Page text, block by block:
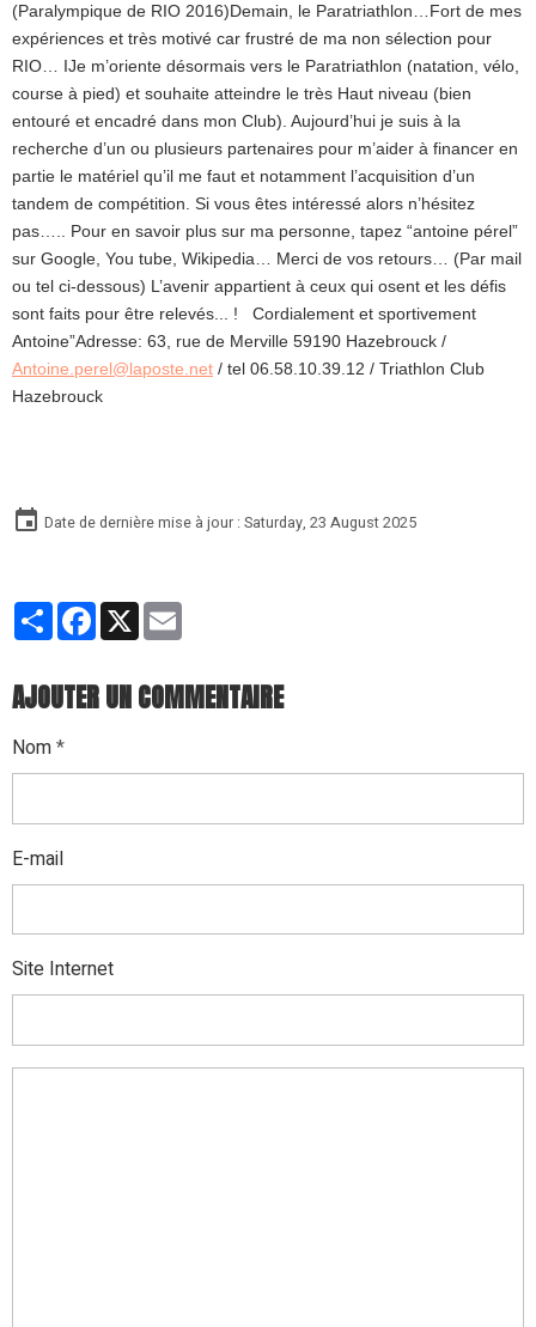
(Paralympique de RIO 2016)Demain, le Paratriathlon…Fort de mes
expériences et très motivé car frustré de ma non sélection pour
RIO… IJe m’oriente désormais vers le Paratriathlon (natation, vélo,
course à pied) et souhaite atteindre le très Haut niveau (bien
entouré et encadré dans mon Club). Aujourd’hui je suis à la
recherche d’un ou plusieurs partenaires pour m’aider à financer en
partie le matériel qu’il me faut et notamment l’acquisition d’un
tandem de compétition. Si vous êtes intéressé alors n’hésitez
pas….. Pour en savoir plus sur ma personne, tapez “antoine pérel”
sur Google, You tube, Wikipedia… Merci de vos retours… (Par mail
ou tel ci-dessous) L’avenir appartient à ceux qui osent et les défis
sont faits pour être relevés... ! Cordialement et sportivement
Antoine”Adresse: 63, rue de Merville 59190 Hazebrouck /
Antoine.perel@laposte.net / tel 06.58.10.39.12 / Triathlon Club
Hazebrouck
Date de dernière mise à jour : Saturday, 23 August 2025
PartagerFacebook
X
AJOUTER UN COMMENTAIRE
Nom
E-mail
Site Internet